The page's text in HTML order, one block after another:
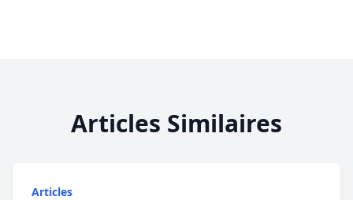
Articles Similaires
Articles